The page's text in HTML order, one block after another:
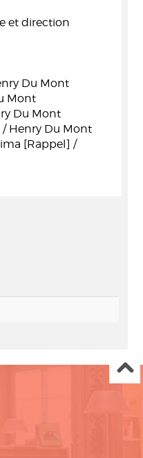
et direction
Du Mont
Mont
Du Mont
Henry Du Mont
[Rappel] /